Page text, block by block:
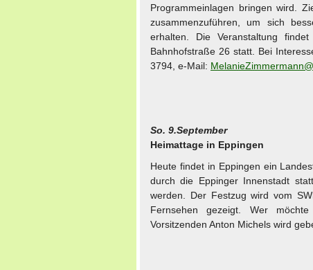
Programmeinlagen bringen wird.
zusammenzuführen, um sich
erhalten. Die Veranstaltung
Bahnhofstraße 26 statt. Bei
3794, e-Mail:
So. 9.September
Heimattage in Eppingen
Heute findet in Eppingen ein
durch die Eppinger Innenstadt
werden. Der Festzug wird vom
Fernsehen gezeigt. Wer
Vorsitzenden Anton Michels wird